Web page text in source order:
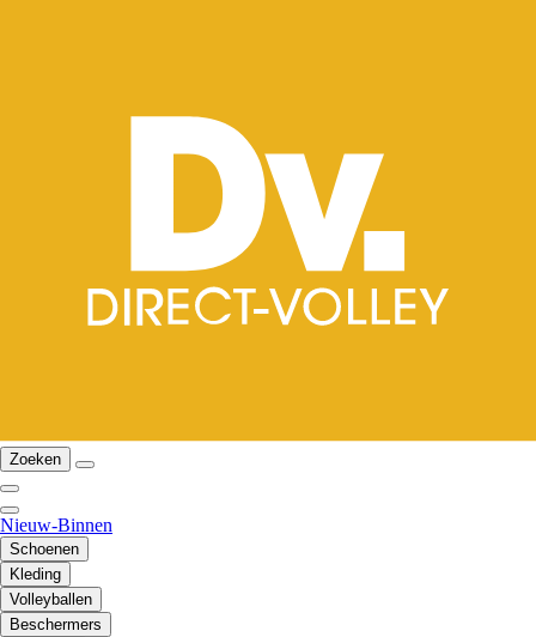
Zoeken
Nieuw-Binnen
Schoenen
Kleding
Volleyballen
Beschermers